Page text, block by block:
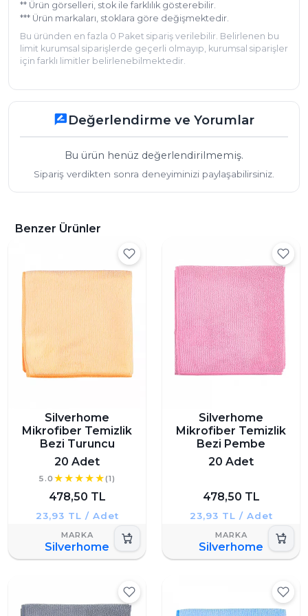
hassas yüzeylerde güvenle kullanmalarını sağlar.
* Ölçü 40x40 cm dir.
** Ürün görselleri, stok ile farklılık gösterebilir.
*** Ürün markaları, stoklara göre değişmektedir.
Bu üründen en fazla 0 Paket sipariş verilebilir. Belirlenen bu
limit kurumsal siparişlerde geçerli olmayıp, kurumsal siparişler
için farklı limitler belirlenebilmektedir.
rate_reviewDeğerlendirme ve Yorumlar
Bu ürün henüz değerlendirilmemiş.
Sipariş verdikten sonra deneyiminizi paylaşabilirsiniz.
Benzer Ürünler
Silverhome
Mikrofiber Temizlik
Bezi Turuncu
20 Adet
5.0 (1)
478,50 TL
23,93 TL / Adet
Silverhome
Silverhome
Mikrofiber Temizlik
Bezi Pembe
20 Adet
478,50 TL
23,93 TL / Adet
Silverhome